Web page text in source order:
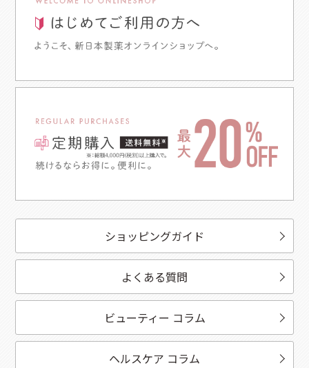
ショッピングガイド
よくある質問
ビューティー コラム
ヘルスケア コラム